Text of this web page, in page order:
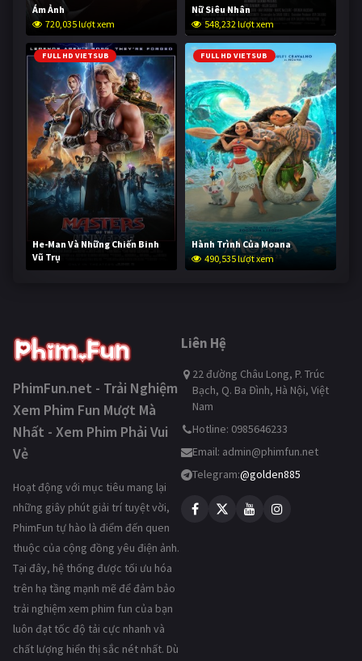
Ám Ảnh
720,035 lượt xem
Nữ Siêu Nhân
548,232 lượt xem
FULL HD VIETSUB
He-Man Và Những Chiến Binh
Vũ Trụ
239,256 lượt xem
FULL HD VIETSUB
Hành Trình Của Moana
490,535 lượt xem
PhimFun.net - Trải Nghiệm
Xem Phim Fun Mượt Mà
Nhất - Xem Phim Phải Vui
Vẻ
Hoạt động với mục tiêu mang lại
những giây phút giải trí tuyệt vời,
PhimFun tự hào là điểm đến quen
thuộc của cộng đồng yêu điện ảnh.
Tại đây, hệ thống được tối ưu hóa
trên hạ tầng mạnh mẽ để đảm bảo
trải nghiệm xem phim fun của bạn
luôn đạt tốc độ tải cực nhanh và
chất lượng hiển thị sắc nét nhất. Dù
Liên Hệ
22 đường Châu Long, P. Trúc
Bạch, Q. Ba Đình, Hà Nội, Việt
Nam
Hotline: 0985646233
Email: admin@phimfun.net
Telegram:@golden885